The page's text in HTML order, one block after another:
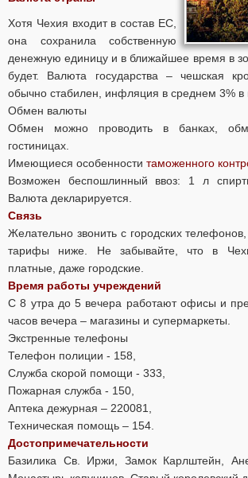
Хотя Чехия входит в состав ЕС,
она сохранила собственную
денежную единицу и в ближайшее время в
будет. Валюта государства – чешская
обычно стабилен, инфляция в среднем 3% в
Обмен валюты
Обмен можно проводить в банках,
гостиницах.
Имеющиеся особенности таможенного
Возможен беспошлинный ввоз: 1 л
Валюта декларируется.
Связь
Желательно звонить с городских
тарифы ниже. Не забывайте, что в
платные, даже городские.
Время работы учреждений
С 8 утра до 5 вечера работают офисы и
часов вечера – магазины и супермаркеты.
Экстренные телефоны
Телефон полиции - 158,
Служба скорой помощи - 333,
Пожарная служба - 150,
Аптека дежурная – 220081,
Техническая помощь – 154.
Достопримечательности
Базилика Св. Иржи, Замок Карлштейн,